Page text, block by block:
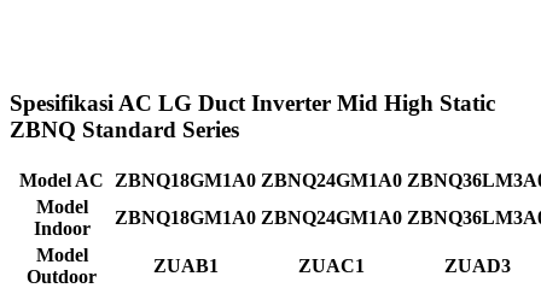
Spesifikasi AC LG Duct Inverter Mid High Static
ZBNQ Standard Series
Model AC ZBNQ18GM1A0 ZBNQ24GM1A0
Model
Indoor
ZBNQ18GM1A0 ZBNQ24GM1A0
Model
Outdoor
ZUAB1 ZUAC1
ZUAD3